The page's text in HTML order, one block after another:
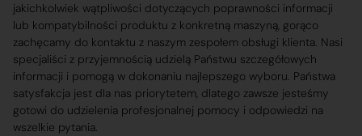
jakichkolwiek wątpliwości dotyczących poprawności informacji
lub kompatybilności produktu z konkretną maszyną, gorąco
zachęcamy do kontaktu z naszym zespołem obsługi klienta. Nasi
specjaliści z przyjemnością udzielą Państwu szczegółowych
informacji i pomogą w dokonaniu najlepszego wyboru. Państwa
satysfakcja jest dla nas priorytetem, dlatego zawsze jesteśmy
gotowi do udzielenia profesjonalnej pomocy i odpowiedzi na
wszelkie pytania.